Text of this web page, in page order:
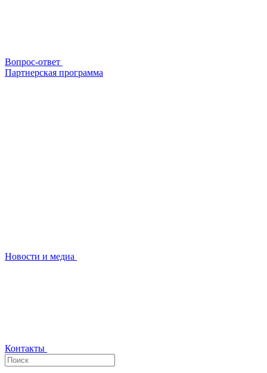
Вопрос-ответ
Партнерская программа
Новости и медиа
Контакты